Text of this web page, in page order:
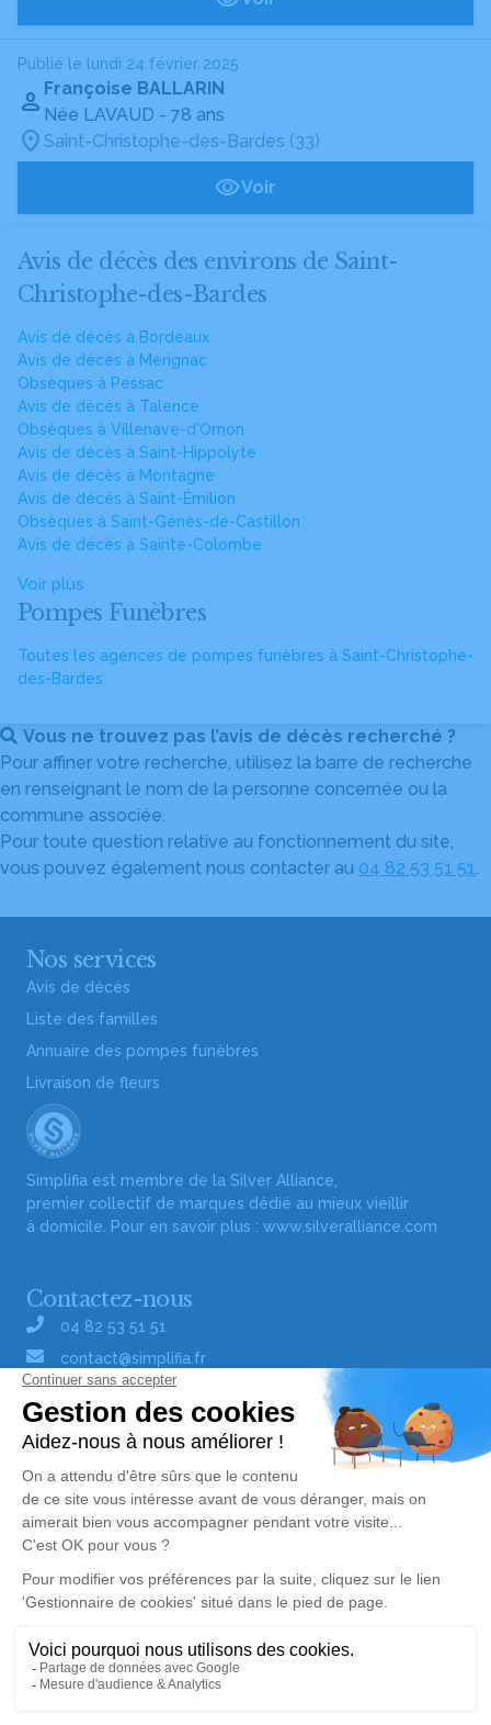
Publié le lundi 24 février 2025
Françoise BALLARIN
Née LAVAUD - 78 ans
Saint-Christophe-des-Bardes (33)
Voir
Avis de décès des environs de Saint-
Christophe-des-Bardes
Avis de décès à Bordeaux
Avis de décès à Mérignac
Obsèques à Pessac
Avis de décès à Talence
Obsèques à Villenave-d'Ornon
Avis de décès à Saint-Hippolyte
Avis de décès à Montagne
Avis de décès à Saint-Émilion
Obsèques à Saint-Genès-de-Castillon
Avis de décès à Sainte-Colombe
Voir plus
Pompes Funèbres
Toutes les agences de pompes funèbres à Saint-Christophe-
des-Bardes
Vous ne trouvez pas l’avis de décès recherché ?
Pour affiner votre recherche, utilisez la barre de recherche
en renseignant le nom de la personne concernée ou la
commune associée.
Pour toute question relative au fonctionnement du site,
vous pouvez également nous contacter au 04 82 53 51 51.
Nos services
Avis de décès
Liste des familles
Annuaire des pompes funèbres
Livraison de fleurs
Simplifia est membre de la Silver Alliance,
premier collectif de marques dédié au mieux vieillir
à domicile. Pour en savoir plus : www.silveralliance.com
Contactez-nous
04 82 53 51 51
contact@simplifia.fr
Réseaux sociaux
Liens utiles
Publier un avis de décès
Signaler un abus/une erreur
Consultez nos offres d'emploi
Politique de traitement des données